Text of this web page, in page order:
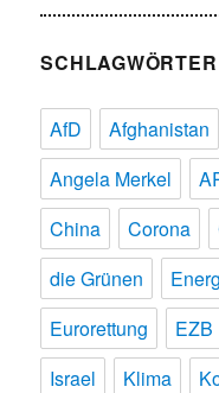
SCHLAGWÖRTER
AfD Afghanistan
Angela Merkel
China
Corona
die Grünen
Eurorettung
EZB
Israel
Klima